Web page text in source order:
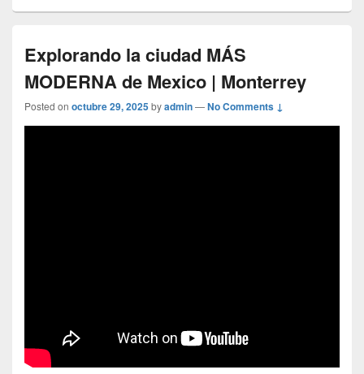
Explorando la ciudad MÁS
MODERNA de Mexico | Monterrey
Posted on octubre 29, 2025byadmin—No Comments ↓